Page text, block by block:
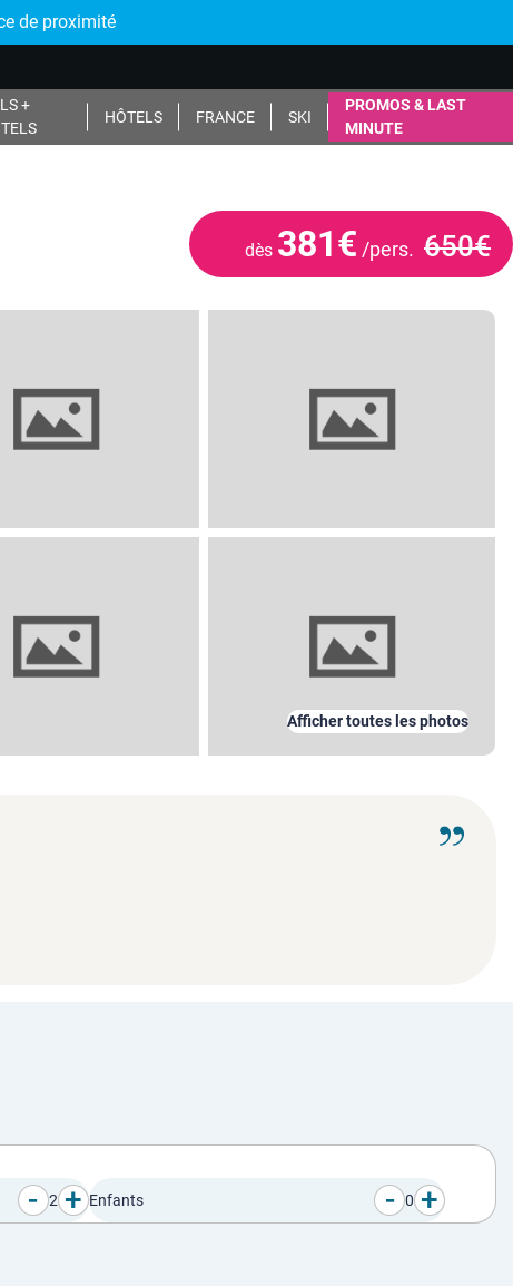
de proximité
+
HÔTELS FRANCE SKI
PROMOS & LAST
MINUTE
dès 381€ /pers. 650€
Afficher toutes les photos
- 2 + Enfants - 0 +